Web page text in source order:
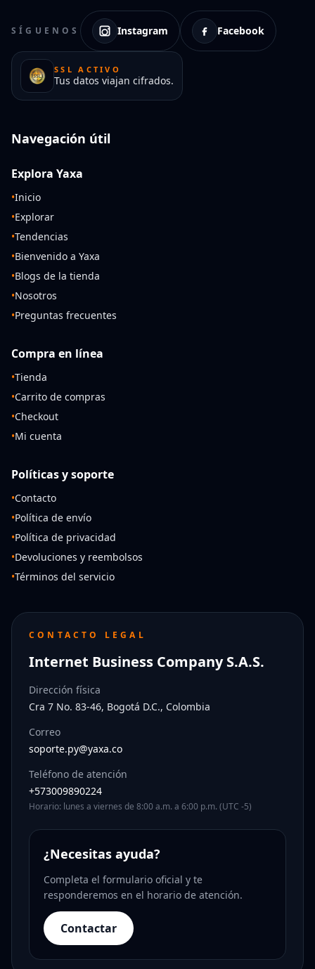
SÍGUENOS Instagram Facebook
SSL ACTIVO
Tus datos viajan cifrados.
Navegación útil
Explora Yaxa
•Inicio
•Explorar
•Tendencias
•Bienvenido a Yaxa
•Blogs de la tienda
•Nosotros
•Preguntas frecuentes
Compra en línea
•Tienda
•Carrito de compras
•Checkout
•Mi cuenta
Políticas y soporte
•Contacto
•Política de envío
•Política de privacidad
•Devoluciones y reembolsos
•Términos del servicio
CONTACTO LEGAL
Internet Business Company S.A.S.
Dirección física
Cra 7 No. 83-46, Bogotá D.C., Colombia
Correo
soporte.py@yaxa.co
Teléfono de atención
+573009890224
Horario: lunes a viernes de 8:00 a.m. a 6:00 p.m. (UTC -5)
¿Necesitas ayuda?
Completa el formulario oficial y te
responderemos en el horario de atención.
Contactar